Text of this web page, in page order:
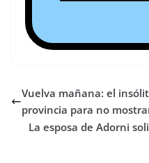
Vuelva mañana: el
provincia para no
La esposa de Adorni